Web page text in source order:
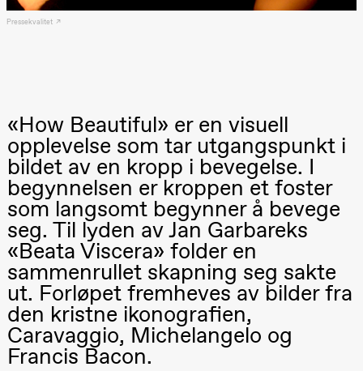
Lørdag 22. august
Lille scene
(Black Box
Torsdag 27. august
19.00
Pia Maria
Roll og
Mohamed
Mohamed
Male
Lille scene
(Black Box
teater)
Fredag 28. august
19.00
Pia Maria
20.–29. august 2026
❶ Premiere
Pia Maria Roll og Mohamed
Mohamed
Male Fantasies
Pressekvalitet
«How Beautiful» er en visuell
opplevelse som tar utgangspunkt i
bildet av en kropp i bevegelse. I
begynnelsen er kroppen et foster
som langsomt begynner å bevege
seg. Til lyden av Jan Garbareks
«Beata Viscera» folder en
sammenrullet skapning seg sakte
ut. Forløpet fremheves av bilder fra
den kristne ikonografien,
Caravaggio, Michelangelo og
Francis Bacon.